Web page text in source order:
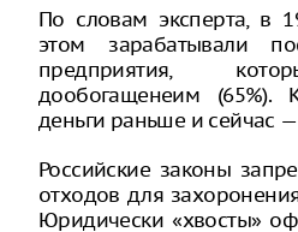
По словам эксперта, в
этом зарабатывали
предприятия,
дообогащенеим (65%).
деньги раньше и сейчас
Российские законы
отходов для
Юридически «хвосты»